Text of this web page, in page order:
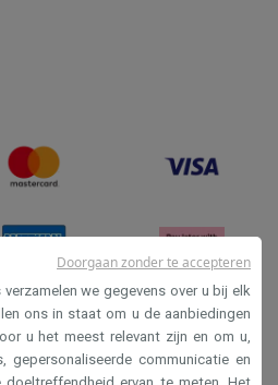
Privacy
we gegevens over u bij elk
ons in staat om u de aanbiedingen
u het meest relevant zijn en om u,
gepersonaliseerde communicatie en
Doorgaan zonder te accepteren